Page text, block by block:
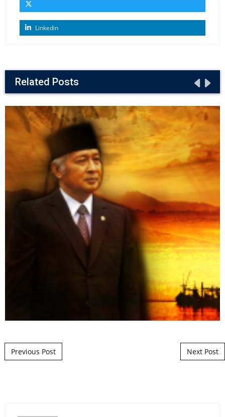
Linkedin
Related Posts
Post navigation
Previous Post Next Post